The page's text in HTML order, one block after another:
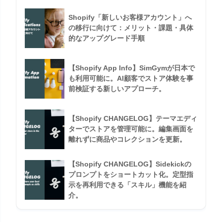
Shopify「新しいお客様アカウント」へ
の移行に向けて：メリット・課題・具体
的なアップグレード手順
【Shopify App Info】SimGymが日本で
も利用可能に。AI顧客でストア体験を事
前検証する新しいアプローチ。
【Shopify CHANGELOG】テーマエディ
ターでストアを管理可能に。編集画面を
離れずに商品やコレクションを更新。
【Shopify CHANGELOG】Sidekickの
プロンプトをショートカット化。定型指
示を再利用できる「スキル」機能を紹
介。